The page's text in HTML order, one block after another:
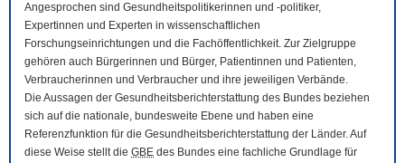
Angesprochen sind Gesundheitspolitikerinnen und -politiker,
Expertinnen und Experten in wissenschaftlichen
Forschungseinrichtungen und die Fachöffentlichkeit. Zur Zielgruppe
gehören auch Bürgerinnen und Bürger, Patientinnen und Patienten,
Verbraucherinnen und Verbraucher und ihre jeweiligen Verbände.
Die Aussagen der Gesundheitsberichterstattung des Bundes beziehen
sich auf die nationale, bundesweite Ebene und haben eine
Referenzfunktion für die Gesundheitsberichterstattung der Länder. Auf
diese Weise stellt die GBE des Bundes eine fachliche Grundlage für